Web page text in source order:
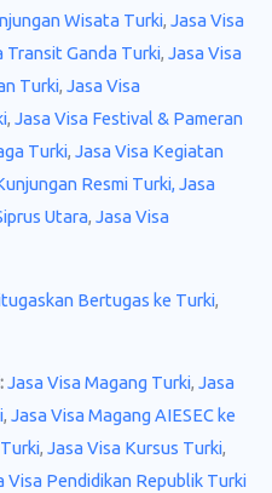
Wisata Turki, Jasa Visa
Transit Ganda Turki, Jasa Visa
Turki, Jasa Visa
, Jasa Visa Festival & Pameran
Turki, Jasa Visa Kegiatan
Resmi Turki, Jasa
Utara, Jasa Visa
Bertugas ke Turki,
Jasa Visa Magang Turki, Jasa
, Jasa Visa Magang AIESEC ke
, Jasa Visa Kursus Turki,
Visa Pendidikan Republik Turki